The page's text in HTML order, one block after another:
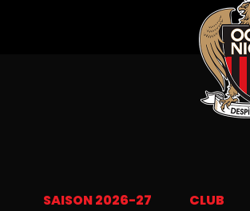
SAISON 2026-27 CLUB